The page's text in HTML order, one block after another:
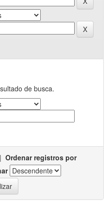
de busca.
| Ordenar registros por